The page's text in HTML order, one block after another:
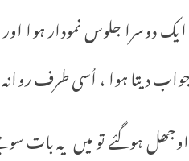
ایک دوسرا جلوس نمودار
دیتا ہوا ، اُسی طرف
تو میں یہ بات